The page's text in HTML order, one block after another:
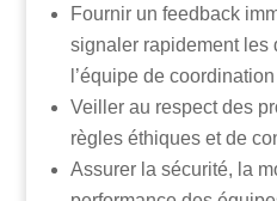
Fournir un feedback
signaler rapidement les
l’équipe de coordination
Veiller au respect des
règles éthiques et de
Assurer la sécurité, la